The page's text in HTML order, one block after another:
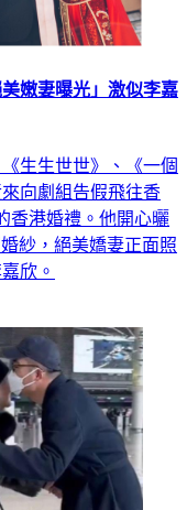
嫩妻曝光」激似李嘉
生生世世》、《一個
向劇組告假飛往香
香港婚禮。他開心曬
紗，絕美嬌妻正面照
欣。